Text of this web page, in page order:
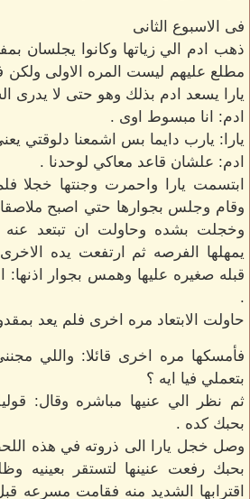
فى الاسبوع الثانى
ذهب ادم الي زياتها وكانوا يجلسان
مطلع عليهم ليست المره الاولى ولكن
يارا يسعد ادم بذلك وهو حتى لا يدرى
ادم: انا مبسوط اوى .
يارا: يارب دايما بس اشمعنا دلوقتي
ادم: علشان قاعد معاكي لوحدنا .
ابتسمت يارا واحمرت وجنتها خجلا
وقام وجلس بجوارها حتي اصبح ملاصقا
وخجلت بشده وحاولت ان تبتعد عنه
يمهلها الفرصه ثم ارتفعت يده
قبله صغيره عليها وهمس بجوار اذنها:
.
حاولت الابتعاد مره اخرى فلم يعد
فأمسكها مره اخرى قائلا: واللي
بتعملي فيا ايه ؟
ثم نظر الي عنيها مباشره وقال:
بحبك كده .
وصل خجل يارا الى ذروته في هذه
بحبك رفعت عنينها لتستقر بعينيه
اقترابها الشديد منه فقامت مسرعه